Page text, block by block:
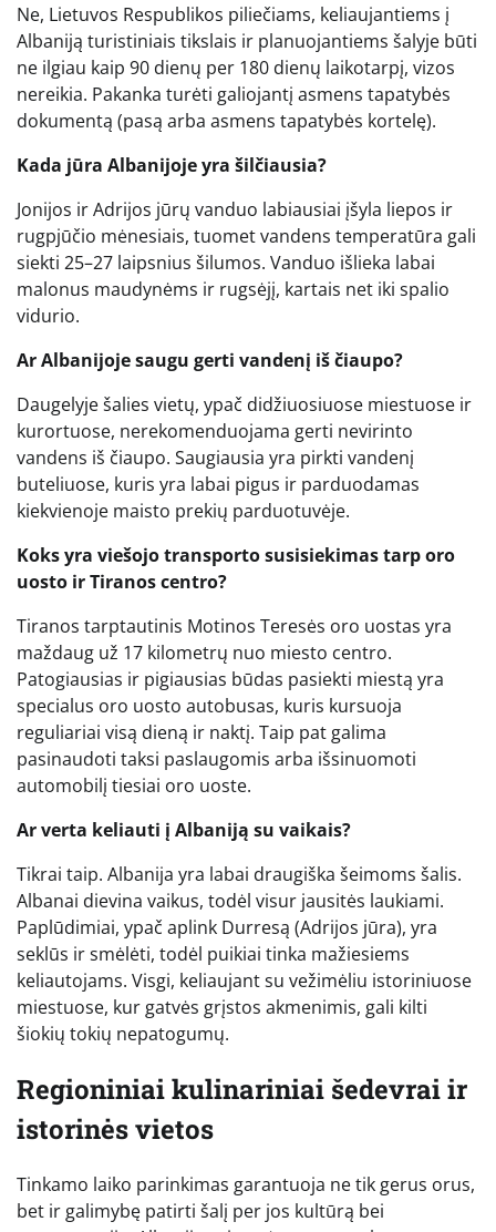
Ne, Lietuvos Respublikos piliečiams, keliaujantiems į
Albaniją turistiniais tikslais ir planuojantiems šalyje būti
ne ilgiau kaip 90 dienų per 180 dienų laikotarpį, vizos
nereikia. Pakanka turėti galiojantį asmens tapatybės
dokumentą (pasą arba asmens tapatybės kortelę).
Kada jūra Albanijoje yra šilčiausia?
Jonijos ir Adrijos jūrų vanduo labiausiai įšyla liepos ir
rugpjūčio mėnesiais, tuomet vandens temperatūra gali
siekti 25–27 laipsnius šilumos. Vanduo išlieka labai
malonus maudynėms ir rugsėjį, kartais net iki spalio
vidurio.
Ar Albanijoje saugu gerti vandenį iš čiaupo?
Daugelyje šalies vietų, ypač didžiuosiuose miestuose ir
kurortuose, nerekomenduojama gerti nevirinto
vandens iš čiaupo. Saugiausia yra pirkti vandenį
buteliuose, kuris yra labai pigus ir parduodamas
kiekvienoje maisto prekių parduotuvėje.
Koks yra viešojo transporto susisiekimas tarp oro
uosto ir Tiranos centro?
Tiranos tarptautinis Motinos Teresės oro uostas yra
maždaug už 17 kilometrų nuo miesto centro.
Patogiausias ir pigiausias būdas pasiekti miestą yra
specialus oro uosto autobusas, kuris kursuoja
reguliariai visą dieną ir naktį. Taip pat galima
pasinaudoti taksi paslaugomis arba išsinuomoti
automobilį tiesiai oro uoste.
Ar verta keliauti į Albaniją su vaikais?
Tikrai taip. Albanija yra labai draugiška šeimoms šalis.
Albanai dievina vaikus, todėl visur jausitės laukiami.
Paplūdimiai, ypač aplink Durresą (Adrijos jūra), yra
seklūs ir smėlėti, todėl puikiai tinka mažiesiems
keliautojams. Visgi, keliaujant su vežimėliu istoriniuose
miestuose, kur gatvės grįstos akmenimis, gali kilti
šiokių tokių nepatogumų.
Regioniniai kulinariniai šedevrai ir
istorinės vietos
Tinkamo laiko parinkimas garantuoja ne tik gerus orus,
bet ir galimybę patirti šalį per jos kultūrą bei